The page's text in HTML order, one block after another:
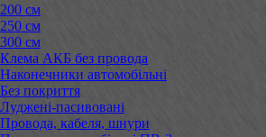
200 см
250 см
300 см
Клема АКБ без провода
Наконечники автомобільні
Без покриття
Луджені-пасивовані
Провода, кабеля, шнури